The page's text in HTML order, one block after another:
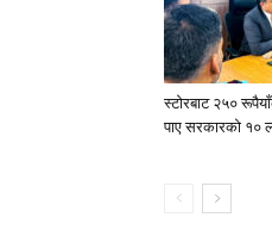
स्टाेरबाट २५०
पाए सरकारको १०